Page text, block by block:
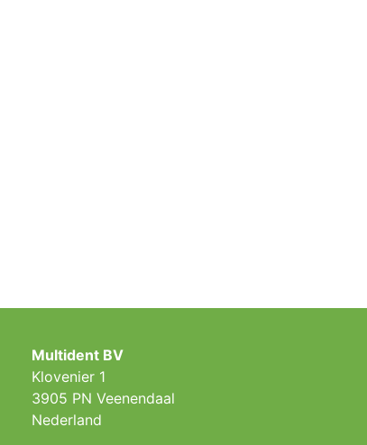
Multident BV
Klovenier 1
3905 PN Veenendaal
Nederland ​